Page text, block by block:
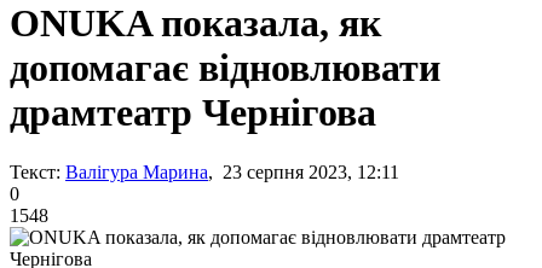
ONUKA показала, як
допомагає відновлювати
драмтеатр Чернігова
Текст: Валігура Марина, 23 серпня 2023, 12:11
0
1548